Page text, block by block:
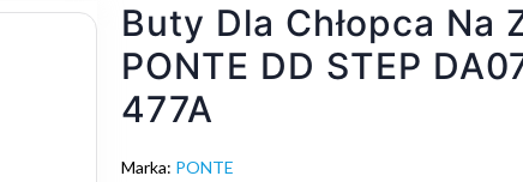
Buty Dla Chłopca Na
PONTE DD STEP
477A
Marka: PONTE